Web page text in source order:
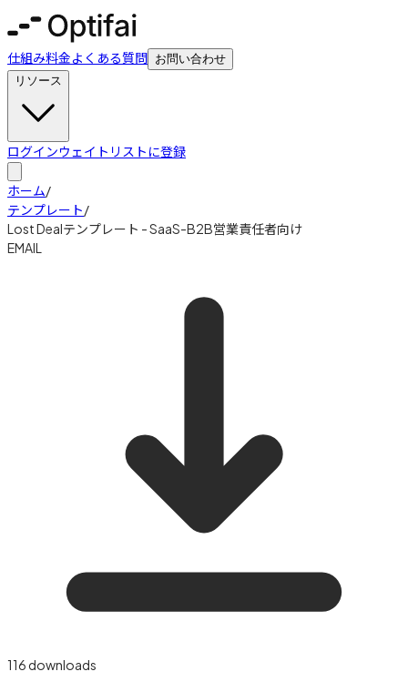
仕組み料金よくある質問 お問い合わせ
リソース
ログインウェイトリストに登録
ホーム/
テンプレート/
Lost Dealテンプレート - SaaS-B2B営業責任者向け
EMAIL
116 downloads